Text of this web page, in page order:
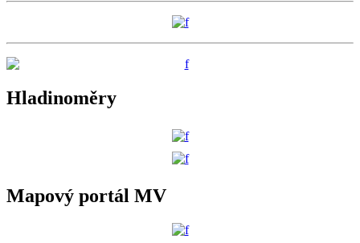
Hladinoměry
Mapový portál MV